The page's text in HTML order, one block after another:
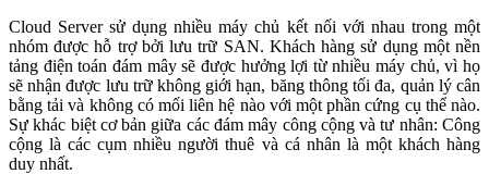
Cloud Server sử dụng nhiều máy chủ kết nối với nhau trong một
nhóm được hỗ trợ bởi lưu trữ SAN. Khách hàng sử dụng một nền
tảng điện toán đám mây sẽ được hưởng lợi từ nhiều máy chủ, vì họ
sẽ nhận được lưu trữ không giới hạn, băng thông tối đa, quản lý cân
bằng tải và không có mối liên hệ nào với một phần cứng cụ thể nào.
Sự khác biệt cơ bản giữa các đám mây công cộng và tư nhân: Công
cộng là các cụm nhiều người thuê và cá nhân là một khách hàng
duy nhất.